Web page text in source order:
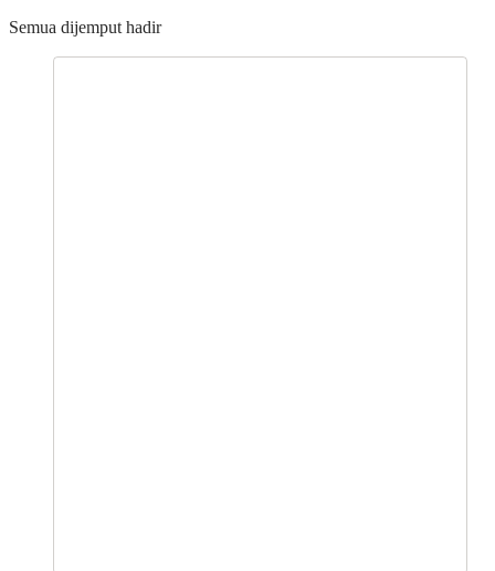
Semua dijemput hadir